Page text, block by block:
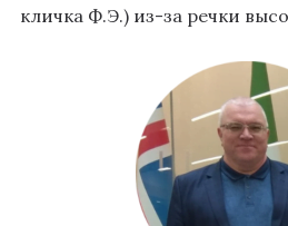
кличка Ф.Э.) из-за речки